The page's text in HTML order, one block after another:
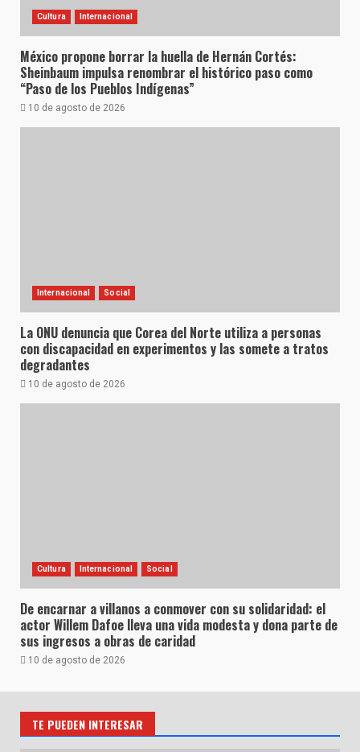
Cultura Internacional
México propone borrar la huella de Hernán Cortés:
Sheinbaum impulsa renombrar el histórico paso como
“Paso de los Pueblos Indígenas”
10 de agosto de 2026
Internacional Social
La ONU denuncia que Corea del Norte utiliza a personas
con discapacidad en experimentos y las somete a tratos
degradantes
10 de agosto de 2026
Cultura Internacional Social
De encarnar a villanos a conmover con su solidaridad: el
actor Willem Dafoe lleva una vida modesta y dona parte de
sus ingresos a obras de caridad
10 de agosto de 2026
TE PUEDEN INTERESAR